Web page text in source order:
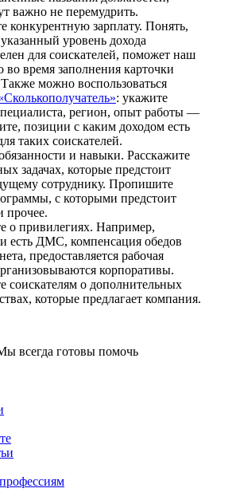
важно не перемудрить.
конкурентную зарплату. Понять,
уровень дохода
для соискателей, поможет наш
во время заполнения карточки
можно воспользоваться
: укажите
регион, опыт работы —
позиции с каким доходом есть
таких соискателей.
и навыки. Расскажите
задачах, которые предстоит
сотруднику. Пропишите
с которыми предстоит
прочее.
о привилегиях. Например,
есть ДМС, компенсация обедов
предоставляется рабочая
корпоративы.
соискателям о дополнительных
которые предлагает компания.
всегда готовы помочь